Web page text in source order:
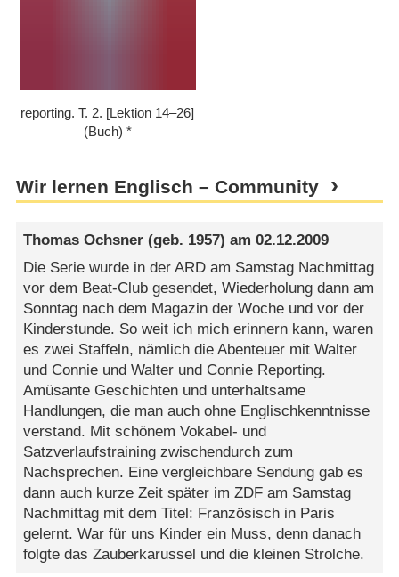
reporting. T. 2. [Lektion 14⁠–⁠26]
(Buch)
Wir lernen Englisch – Community
Thomas Ochsner (geb. 1957) am02.12.2009
Die Serie wurde in der ARD am Samstag Nachmittag
vor dem Beat-Club gesendet, Wiederholung dann am
Sonntag nach dem Magazin der Woche und vor der
Kinderstunde. So weit ich mich erinnern kann, waren
es zwei Staffeln, nämlich die Abenteuer mit Walter
und Connie und Walter und Connie Reporting.
Amüsante Geschichten und unterhaltsame
Handlungen, die man auch ohne Englischkenntnisse
verstand. Mit schönem Vokabel- und
Satzverlaufstraining zwischendurch zum
Nachsprechen. Eine vergleichbare Sendung gab es
dann auch kurze Zeit später im ZDF am Samstag
Nachmittag mit dem Titel: Französisch in Paris
gelernt. War für uns Kinder ein Muss, denn danach
folgte das Zauberkarussel und die kleinen Strolche.